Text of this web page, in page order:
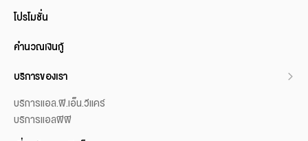
โปรโมชั่น
คำนวณเงินกู้
บริการของเรา
บริการแอล.พี.เอ็น.วีแคร์
บริการแอลพีพี